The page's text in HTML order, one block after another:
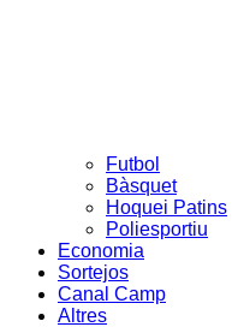
Futbol
Bàsquet
Hoquei Patins
Poliesportiu
Economia
Sortejos
Canal Camp
Altres